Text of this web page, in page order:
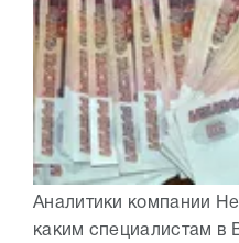
Аналитики компании
каким специалистам в